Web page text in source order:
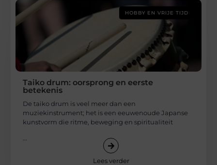
HOBBY EN VRIJE TIJD
Taiko drum: oorsprong en eerste
betekenis
De taiko drum is veel meer dan een
muziekinstrument; het is een eeuwenoude Japanse
kunstvorm die ritme, beweging en spiritualiteit
Lees verder